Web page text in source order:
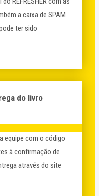
a caixa de SPAM
ter sido
do livro
equipe com o código
à confirmação de
através do site